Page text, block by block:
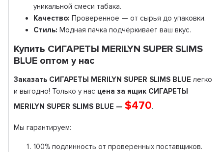
уникальной смеси табака.
Качество: Проверенное — от сырья до упаковки.
Стиль: Модная пачка подчёркивает ваш вкус.
Купить СИГАРЕТЫ MERILYN SUPER SLIMS
BLUE оптом у нас
Заказать СИГАРЕТЫ MERILYN SUPER SLIMS BLUE легко
и выгодно! Только у нас цена за ящик СИГАРЕТЫ
MERILYN SUPER SLIMS BLUE — $470.
Мы гарантируем:
100% подлинность от проверенных поставщиков.